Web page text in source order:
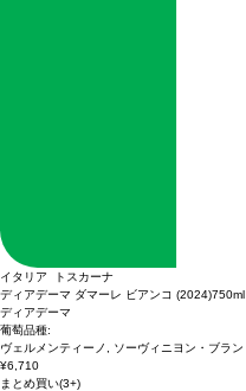
イタリア トスカーナ
ディアデーマ ダマーレ ビアンコ (2024)750ml
ディアデーマ
葡萄品種:
ヴェルメンティーノ, ソーヴィニヨン・ブラン
¥6,710
まとめ買い(3+)